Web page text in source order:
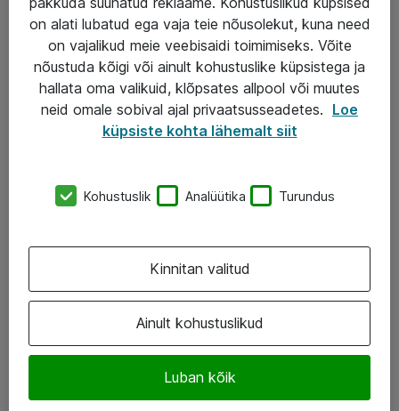
Garantii
Turva- ja nõrkvoolulahendused
AS ATEA
Atea kontaktid
Jälgi meid
LinkedIn
on alati lubatud ega vaja teie nõusolekut, kuna need
on vajalikud meie veebisaidi toimimiseks. Võite
nõustuda kõigi või ainult kohustuslike küpsistega ja
hallata oma valikuid, klõpsates allpool või muutes
neid omale sobival ajal privaatsusseadetes. Loe
küpsiste kohta lähemalt siit
Kohustuslik Analüütika Turundus
Ainult kohustuslikud
Luban kõik
Kinnitan valitud